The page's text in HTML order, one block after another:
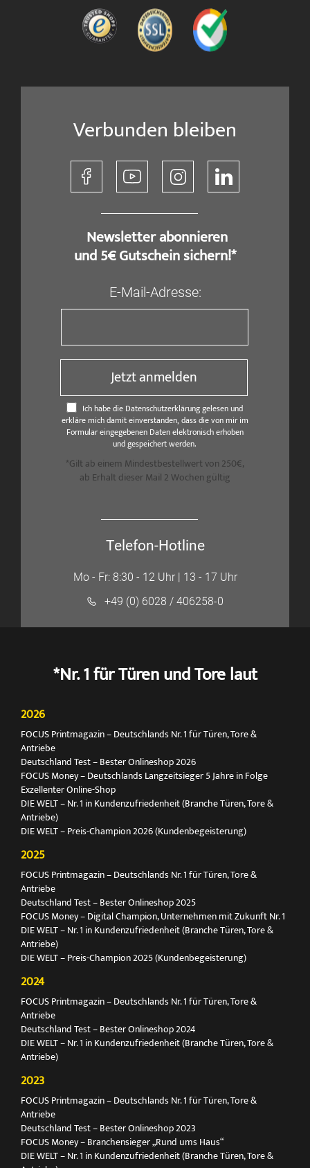
Verbunden bleiben
​ Newsletter abonnieren
und 5€ Gutschein sichern!*
E-Mail-Adresse:
Jetzt anmelden
Ich habe die Datenschutzerklärung gelesen und
erkläre mich damit einverstanden, dass die von mir im
Formular eingegebenen Daten elektronisch erhoben
und gespeichert werden.
*Gilt ab einem Mindestbestellwert von 250€,
ab Erhalt dieser Mail 2 Wochen gültig
Telefon-Hotline
Mo - Fr: 8:30 - 12 Uhr | 13 - 17 Uhr
+49 (0) 6028 / 406258-0
*Nr. 1 für Türen und Tore laut
2026
FOCUS Printmagazin – Deutschlands Nr. 1 für Türen, Tore &
Antriebe
Deutschland Test – Bester Onlineshop 2026
FOCUS Money – Deutschlands Langzeitsieger 5 Jahre in Folge
Exzellenter Online-Shop
DIE WELT – Nr. 1 in Kundenzufriedenheit (Branche Türen, Tore &
Antriebe)
DIE WELT – Preis-Champion 2026 (Kundenbegeisterung)
2025
FOCUS Printmagazin – Deutschlands Nr. 1 für Türen, Tore &
Antriebe
Deutschland Test – Bester Onlineshop 2025
FOCUS Money – Digital Champion, Unternehmen mit Zukunft Nr. 1
DIE WELT – Nr. 1 in Kundenzufriedenheit (Branche Türen, Tore &
Antriebe)
DIE WELT – Preis-Champion 2025 (Kundenbegeisterung)
2024
FOCUS Printmagazin – Deutschlands Nr. 1 für Türen, Tore &
Antriebe
Deutschland Test – Bester Onlineshop 2024
DIE WELT – Nr. 1 in Kundenzufriedenheit (Branche Türen, Tore &
Antriebe)
2023
FOCUS Printmagazin – Deutschlands Nr. 1 für Türen, Tore &
Antriebe
Deutschland Test – Bester Onlineshop 2023
FOCUS Money – Branchensieger „Rund ums Haus“
DIE WELT – Nr. 1 in Kundenzufriedenheit (Branche Türen, Tore &